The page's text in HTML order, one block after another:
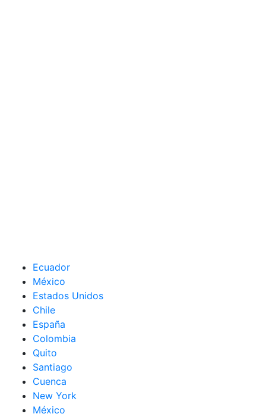
Ecuador
México
Estados Unidos
Chile
España
Colombia
Quito
Santiago
Cuenca
New York
México